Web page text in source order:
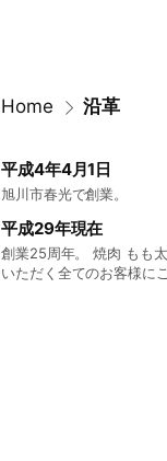
Home 沿革
平成4年4月1日
旭川市春光で創業。
平成29年現在
創業25周年。 焼肉 もも太郎はたくさんのお客様に支えられ、創業25年を迎えることができました。 これからもご来店
いただく全てのお客様に